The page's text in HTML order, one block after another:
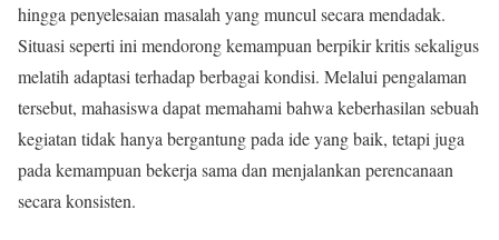
hingga penyelesaian masalah yang muncul secara mendadak.
Situasi seperti ini mendorong kemampuan berpikir kritis sekaligus
melatih adaptasi terhadap berbagai kondisi. Melalui pengalaman
tersebut, mahasiswa dapat memahami bahwa keberhasilan sebuah
kegiatan tidak hanya bergantung pada ide yang baik, tetapi juga
pada kemampuan bekerja sama dan menjalankan perencanaan
secara konsisten.